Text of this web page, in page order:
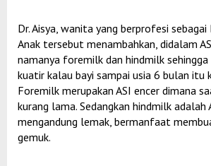
Dr. Aisya, wanita yang berprofesi
Anak tersebut menambahkan, didalam
namanya foremilk dan hindmilk
kuatir kalau bayi sampai usia 6 bulan itu
Foremilk merupakan ASI encer dimana
kurang lama. Sedangkan hindmilk adalah
mengandung lemak, bermanfaat
gemuk.